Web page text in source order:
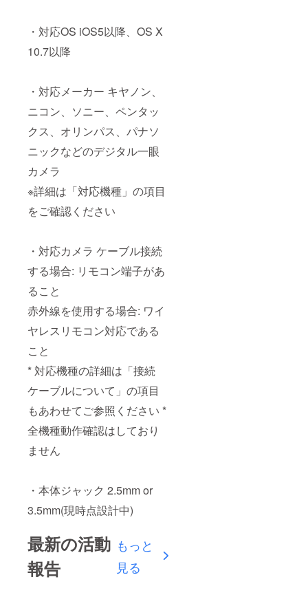
・対応OS iOS5以降、OS X
10.7以降
・対応メーカー キヤノン、
ニコン、ソニー、ペンタッ
クス、オリンパス、パナソ
ニックなどのデジタル一眼
カメラ
※詳細は「対応機種」の項目
をご確認ください
・対応カメラ ケーブル接続
する場合: リモコン端子があ
ること
赤外線を使用する場合: ワイ
ヤレスリモコン対応である
こと
* 対応機種の詳細は「接続
ケーブルについて」の項目
もあわせてご参照ください *
全機種動作確認はしており
ません
・本体ジャック 2.5mm or
3.5mm(現時点設計中)
最新の活動
報告
もっと
見る